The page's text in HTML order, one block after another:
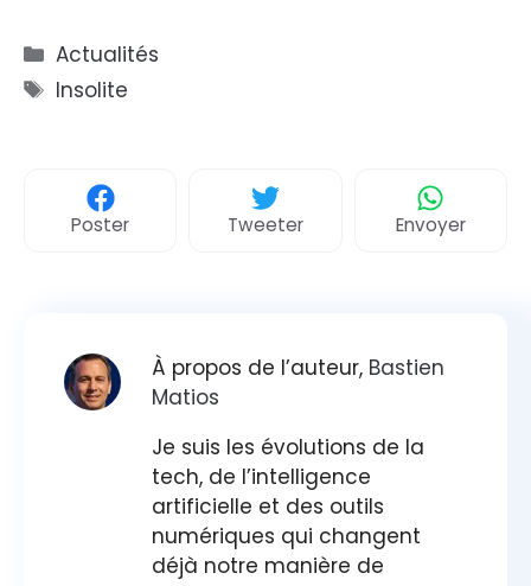
Catégories
Actualités
Étiquettes
Insolite
Poster Tweeter Envoyer
À propos de l’auteur, Bastien
Matios
Je suis les évolutions de la
tech, de l’intelligence
artificielle et des outils
numériques qui changent
déjà notre manière de